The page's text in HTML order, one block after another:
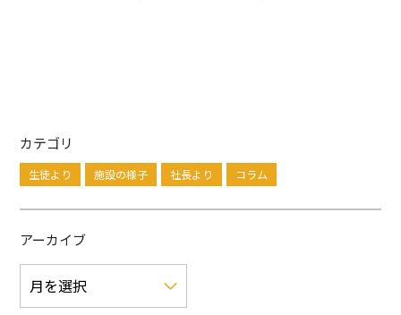
カテゴリ
生徒より 施設の様子 社長より コラム
アーカイブ